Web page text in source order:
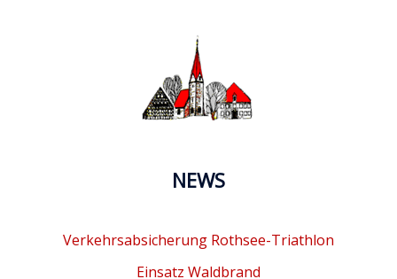
NEWS
Verkehrsabsicherung Rothsee-Triathlon
Einsatz Waldbrand